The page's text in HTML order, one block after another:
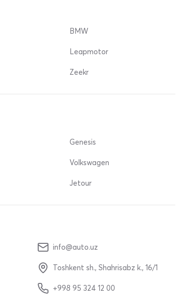
BMW
Leapmotor
Zeekr
Genesis
Volkswagen
Jetour
info@auto.uz
Toshkent sh., Shahrisabz k., 16/1
+998 95 324 12 00